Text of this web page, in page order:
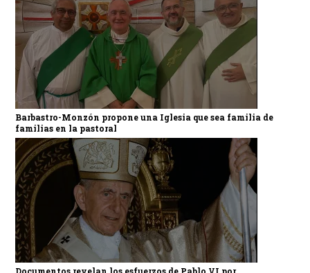
Barbastro-Monzón propone una Iglesia que sea familia de
familias en la pastoral
Documentos revelan los esfuerzos de Pablo VI por